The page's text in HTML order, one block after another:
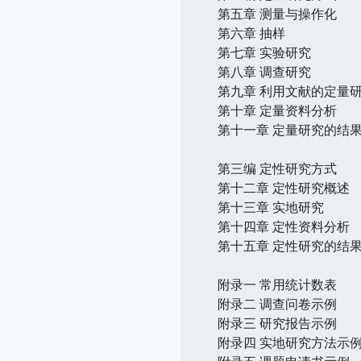
第五章 测量与操作化
第六章 抽样
第七章 实验研究
第八章 调查研究
第九章 利用文献的定量
第十章 定量资料分析
第十一章 定量研究的结
第三编 定性研究方式
第十二章 定性研究概述
第十三章 实地研究
第十四章 定性资料分析
第十五章 定性研究的结
附录一 常用统计数表
附录二 调查问卷示例
附录三 研究报告示例
附录四 实地研究方法示例